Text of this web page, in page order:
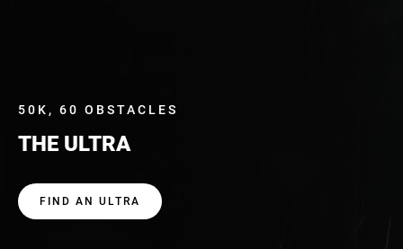
50K, 60 OBSTACLES
THE ULTRA
FIND AN ULTRA